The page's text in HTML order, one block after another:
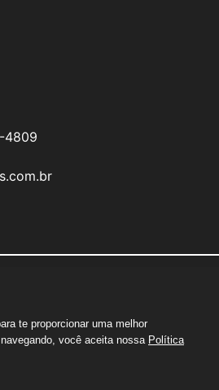
4809
Industriais Eireli
| © Todos os direitos reservados
te proporcionar uma melhor
você aceita nossa Política